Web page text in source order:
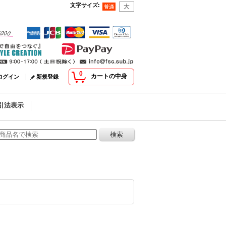
文字サイズ:
0 カートの中身
グイン 新規登録
法表示